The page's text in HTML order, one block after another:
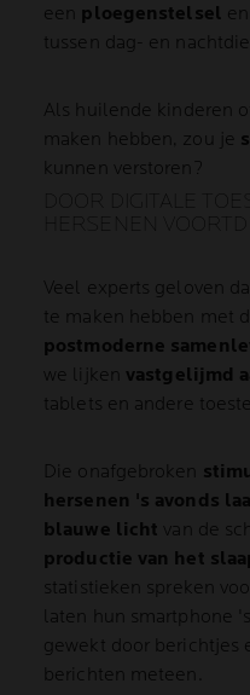
een ploegenstelsel
tussen dag- en
Als huilende kinderen
maken hebben, zou je
kunnen verstoren?
Veel experts geloven
te maken hebben met
postmoderne
we lijken vastgelijmd
tablets en andere
Die onafgebroken
hersenen 's avonds
blauwe licht van de
productie van het
statistieken spreken
laten hun smartphone
gewekt door berichtjes
berichten meteen.